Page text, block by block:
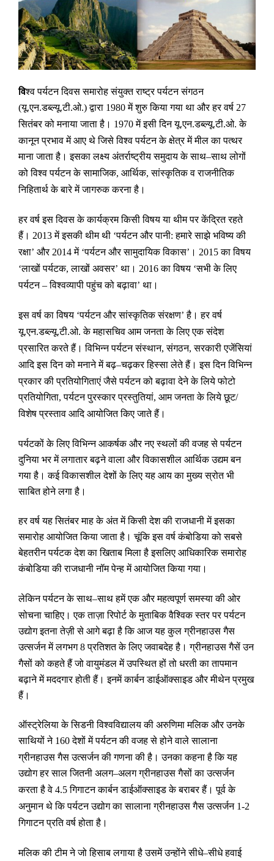
विश्व पर्यटन दिवस समारोह संयुक्त राष्ट्र पर्यटन संगठन
(यू.एन.डब्ल्यू.टी.ओ.)द्वारा 1980में शुरु किया गया था और हर वर्ष 27
सितंबर को मनाया जाता है। 1970में इसी दिन यू.एन.डब्ल्यू.टी.ओ.के
कानून प्रभाव में आए थे जिसे विश्व पर्यटन के क्षेत्र में मील का पत्थर
माना जाता है। इसका लक्ष्य अंतर्राष्ट्रीय समुदाय के साथ–साथ लोगों
को विश्व पर्यटन के सामाजिक, आर्थिक,सांस्कृतिक वराजनीतिक
निहितार्थ के बारे में जागरुक करना है।
हर वर्ष इस दिवस के कार्यक्रम किसी विषय या थीम पर केंद्रित रहते
हैं। 2013में इसकी थीम थी ‘पर्यटन और पानी:हमारे साझे भविष्य की
रक्षा’ और 2014में ‘पर्यटन और सामुदायिक विकास’ । 2015का विषय
‘लाखों पर्यटक,लाखों अवसर’ था। 2016का विषय ‘सभी के लिए
पर्यटन–विश्वव्यापी पहुंच को बढ़ावा’ था।
इस वर्ष का विषय ‘पर्यटन और सांस्कृतिक संरक्षण’ है। हर वर्ष
यू.एन.डब्ल्यू.टी.ओ.के महासचिव आम जनता के लिए एक संदेश
प्रसारित करते हैं। विभिन्न पर्यटन संस्थान,संगठन,सरकारी एजेंसियां
आदि इस दिन को मनाने में बढ़–चढ़कर हिस्सा लेते हैं। इस दिन विभिन्न
प्रकार की प्रतियोगिताएं जैसे पर्यटन को बढ़ावा देने के लिये फोटो
प्रतियोगिता,पर्यटन पुरस्कार प्रस्तुतियां, आम जनता के लिये छूट/
विशेष प्रस्ताव आदि आयोजित किए जाते हैं।
पर्यटकों के लिए विभिन्न आकर्षक और नए स्थलों की वजह से पर्यटन
दुनिया भर में लगातार बढ़ने वाला और विकासशील आर्थिक उद्यम बन
गया है। कई विकासशील देशों के लिए यह आय का मुख्य स्रोत भी
साबित होने लगा है।
हर वर्ष यह सितंबर माह के अंत में किसी देश की राजधानी में इसका
समारोह आयोजित किया जाता है। चूंकि इस वर्ष कंबोडिया को सबसे
बेहतरीन पर्यटक देश का खिताब मिला है इसलिए आधिकारिक समारोह
कंबोडिया की राजधानी नॉम पेन्ह में आयोजित किया गया।
लेकिन पर्यटन के साथ–साथ हमें एक और महत्वपूर्ण समस्या की ओर
सोचना चाहिए। एक ताज़ा रिपोर्ट के मुताबिक वैश्विक स्तर पर पर्यटन
उद्योग इतना तेज़ी से आगे बढ़ा है कि आज यह कुल ग्रीनहाउस गैस
उत्सर्जन में लगभग8प्रतिशत के लिए जवाबदेह है। ग्रीनहाउस गैसें उन
गैसों को कहते हैं जो वायुमंडल में उपस्थित हों तो धरती का तापमान
बढ़ाने में मददगार होती हैं। इनमें कार्बन डाईऑक्साइड और मीथेन प्रमुख
हैं।
ऑस्ट्रेलिया के सिडनी विश्वविद्यालय की अरुणिमा मलिक और उनके
साथियों ने 160देशों में पर्यटन की वजह से होने वाले सालाना
ग्रीनहाउस गैस उत्सर्जन की गणना की है। उनका कहना है कि यह
उद्योग हर साल जितनी अलग–अलग ग्रीनहाउस गैसों का उत्सर्जन
करता है वे 4.5गिगाटन कार्बन डाईऑक्साइड के बराबर हैं। पूर्व के
अनुमान थे कि पर्यटन उद्योग का सालाना ग्रीनहाउस गैस उत्सर्जन 1-2
गिगाटन प्रति वर्ष होता है।
मलिक की टीम ने जो हिसाब लगाया है उसमें उन्होंने सीधे–सीधे हवाई